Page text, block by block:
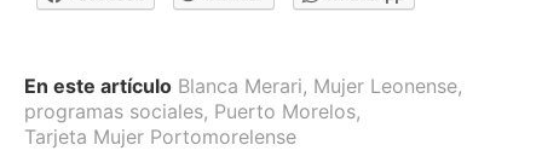
En este artículo Blanca Merari, Mujer Leonense,
programas sociales, Puerto Morelos,
Tarjeta Mujer Portomorelense